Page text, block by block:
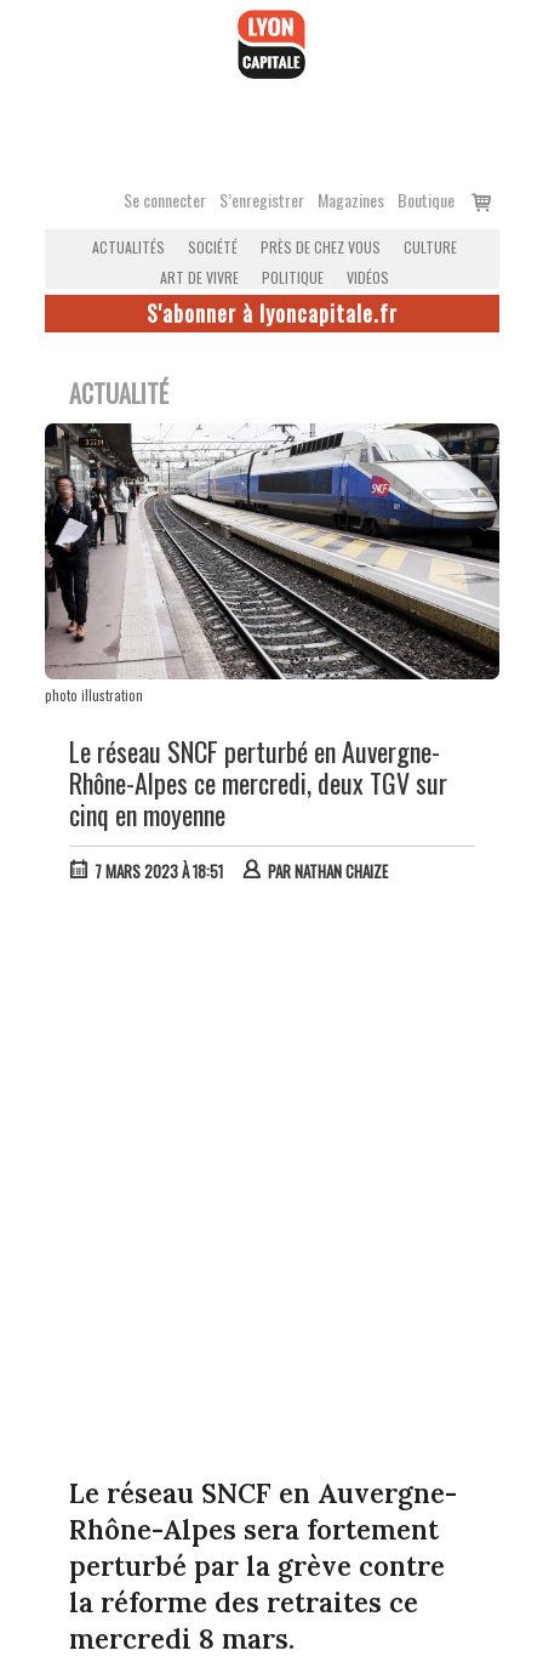
Se connecter S’enregistrer Magazines Boutique
Voir
ACTUALITÉS SOCIÉTÉ PRÈS DE CHEZ VOUS
CULTURE
ART DE VIVRE
POLITIQUE VIDÉOS
S'abonner à lyoncapitale.fr
ACTUALITÉ
photo illustration
Le réseau SNCF perturbé en Auvergne-
Rhône-Alpes ce mercredi, deux TGV sur
cinq en moyenne
7 MARS 2023 À 18:51 PARNATHAN CHAIZE
Le réseau SNCF en Auvergne-
Rhône-Alpes sera fortement
perturbé par la grève contre
la réforme des retraites ce
mercredi 8 mars.